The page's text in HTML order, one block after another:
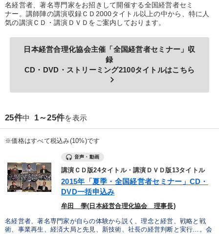
組織と人を動かすマネジメント力を磨く
製造業 卸売・小売・飲食業 建設・不動産業
キーワード
販売戦略 トレンド 早分かり
リーダーシップ マネジメント
※「更新」を押すと「テーマ」「キーワード」を更新いただけます。
ondemand_video 経営音声・動画を探す refresh 更新する
名経営者、著名専門家をお招きして開催する全国経営者セミ
ナー。講師陣の講演収録ＣＤ2000タイトル以上の中から、特に人
気の講演ＣＤ・講演ＤＶＤをご案内しております。
日本経営合理化協会主催「全国経営者セミナー」収
録
CD・DVD・ストリーミング2100タイトルはこちら
keyboard_arrow_right
25件中 1～25件を表示
※価格はすべて税込み(10%)です
音声・動画
講演ＣＤ版24タイトル・講演ＤＶＤ版13タイトル
2015年「夏季・全国経営者セミナー」CD・
DVD一括申込み
牟田 學(日本経営合理化協会 理事長)
名経営者、著名専門家が自らの体験から説く、理念と経営、戦略と戦
術、事業再生、経済大局と先見、新技術、社長の経営判断と実行…。会